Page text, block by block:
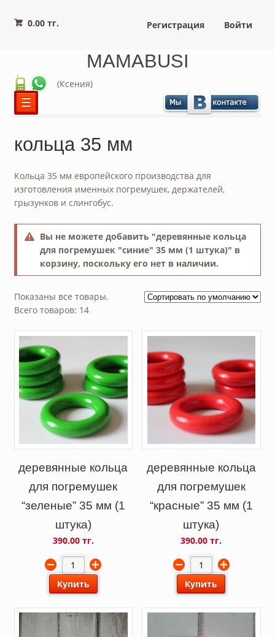
0.00 тг. Регистрация Войти
MAMABUSI
(Ксения)
☰
кольца 35 мм
Кольца 35 мм европейского производства для
изготовления именных погремушек, держателей,
грызунков и слингобус.
Вы не можете добавить "деревянные кольца
для погремушек "синие" 35 мм (1 штука)" в
корзину, поскольку его нет в наличии.
Показаны все товары.
Всего товаров: 14
деревянные кольца
для погремушек
“зеленые” 35 мм (1
штука)
390.00 тг.
Купить
деревянные кольца
для погремушек
“красные” 35 мм (1
штука)
390.00 тг.
Купить